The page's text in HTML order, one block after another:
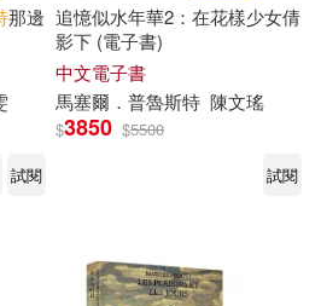
那邊
試閱
追憶似水年華2：在花樣少女倩
影下 (電子書)
中文電子書
馬塞爾 ． 普魯斯特 陳文瑤
$3850 $5500
試閱